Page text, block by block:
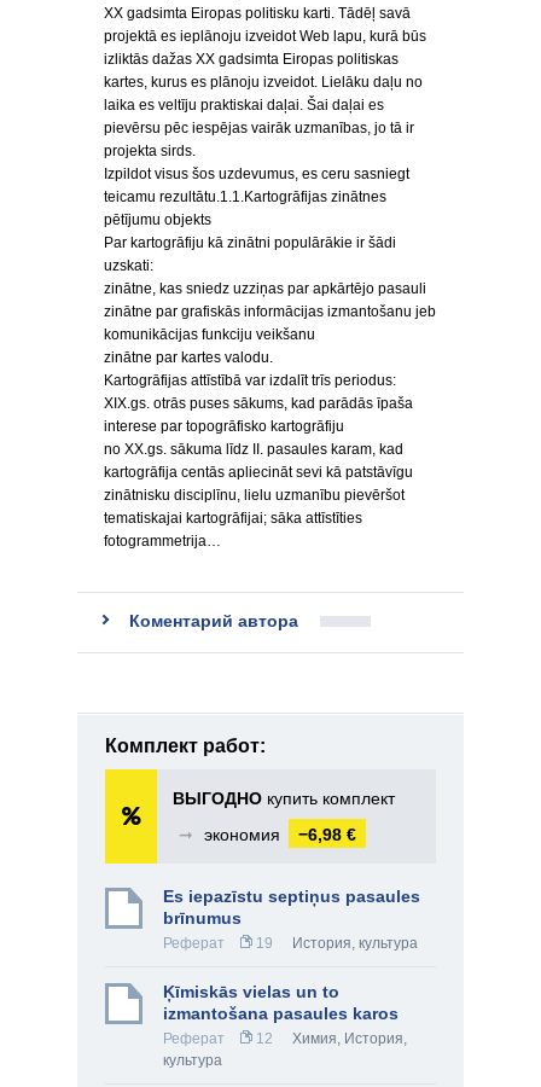
XX gadsimta Eiropas politisku karti. Tādēļ savā
projektā es ieplānoju izveidot Web lapu, kurā būs
izliktās dažas XX gadsimta Eiropas politiskas
kartes, kurus es plānoju izveidot. Lielāku daļu no
laika es veltīju praktiskai daļai. Šai daļai es
pievērsu pēc iespējas vairāk uzmanības, jo tā ir
projekta sirds.
Izpildot visus šos uzdevumus, es ceru sasniegt
teicamu rezultātu.1.1.Kartogrāfijas zinātnes
pētījumu objekts
Par kartogrāfiju kā zinātni populārākie ir šādi
uzskati:
zinātne, kas sniedz uzziņas par apkārtējo pasauli
zinātne par grafiskās informācijas izmantošanu jeb
komunikācijas funkciju veikšanu
zinātne par kartes valodu.
Kartogrāfijas attīstībā var izdalīt trīs periodus:
XIX.gs. otrās puses sākums, kad parādās īpaša
interese par topogrāfisko kartogrāfiju
no XX.gs. sākuma līdz II. pasaules karam, kad
kartogrāfija centās apliecināt sevi kā patstāvīgu
zinātnisku disciplīnu, lielu uzmanību pievēršot
tematiskajai kartogrāfijai; sāka attīstīties
fotogrammetrija…
Коментарий автора
Комплект работ:
ВЫГОДНО купить комплект
➞
экономия −6,98 €
Es iepazīstu septiņus pasaules
brīnumus
Реферат 19 История, культура
Ķīmiskās vielas un to
izmantošana pasaules karos
Реферат 12 Химия, История,
культура